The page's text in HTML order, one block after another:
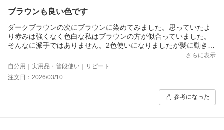
ここからきちんと染まるまでは早そうなのでもうしばしの辛抱を
ブラウンも良い色です
ダークブラウンの次にブラウンに染めてみました。思っていたよ
り赤みは強くなく色白な私はブラウンの方が似合っていました。
そんなに派手ではありません。2色使いになりましたが髪に動きが
でも冬は浴室が寒いので少し面倒です。肌には優しい感じがしま
さらに表示
自分用｜実用品・普段使い｜リピート
注文日：2026/03/10
参考になった